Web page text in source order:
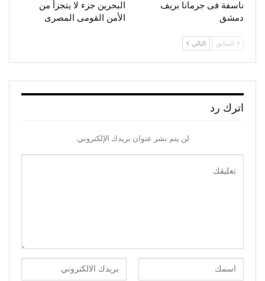
ناسفة فى جرمانا بريف
دمشق
البحرين جزء لا يتجزأ من
الأمن القومى المصرى
السابق التالي
اترك رد
لن يتم نشر عنوان بريدك الإلكتروني.